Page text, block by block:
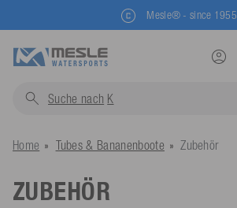
Mesle® - since 1955
Suche nach Schwi
Home Tubes & Bananenboote Zubehör
ZUBEHÖR